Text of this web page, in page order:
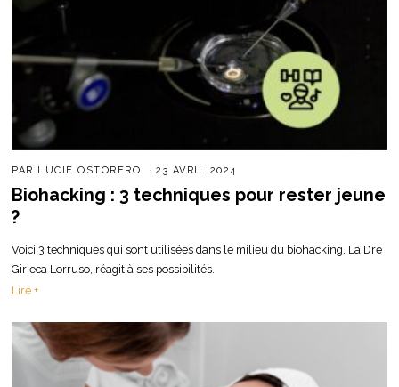
PAR LUCIE OSTORERO 23 AVRIL 2024
Biohacking : 3 techniques pour rester jeune
?
Voici 3 techniques qui sont utilisées dans le milieu du biohacking. La Dre
Girieca Lorruso, réagit à ses possibilités.
Lire +